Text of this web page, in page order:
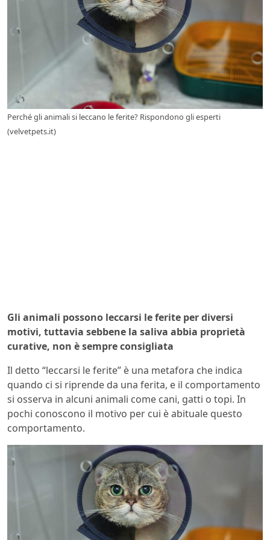
Perché gli animali si leccano le ferite? Rispondono gli esperti
(velvetpets.it)
Gli animali possono leccarsi le ferite per diversi
motivi, tuttavia sebbene la saliva abbia proprietà
curative, non è sempre consigliata
Il detto “leccarsi le ferite” è una metafora che indica
quando ci si riprende da una ferita, e il comportamento
si osserva in alcuni animali come cani, gatti o topi. In
pochi conoscono il motivo per cui è abituale questo
comportamento.